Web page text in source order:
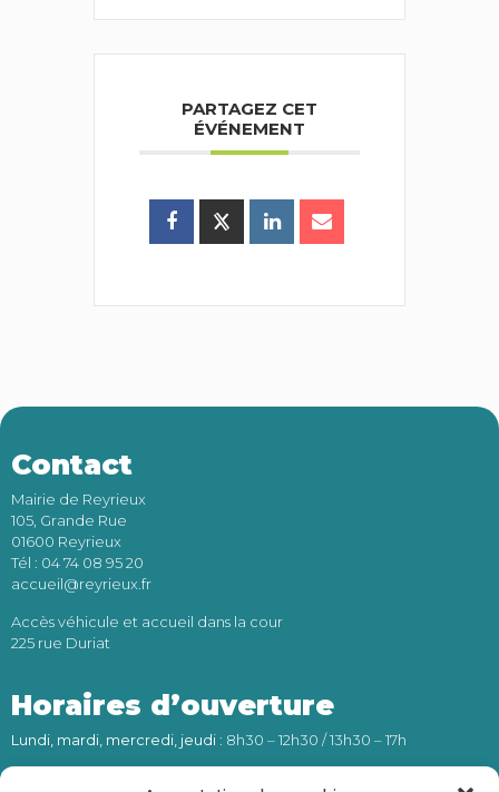
PARTAGEZ CET
ÉVÉNEMENT
Contact
Mairie de Reyrieux
105, Grande Rue
01600 Reyrieux
Tél : 04 74 08 95 20
accueil@reyrieux.fr
Accès véhicule et accueil dans la cour
225 rue Duriat
Horaires d’ouverture
Lundi, mardi, mercredi, jeudi: 8h30 – 12h30 / 13h30 – 17h